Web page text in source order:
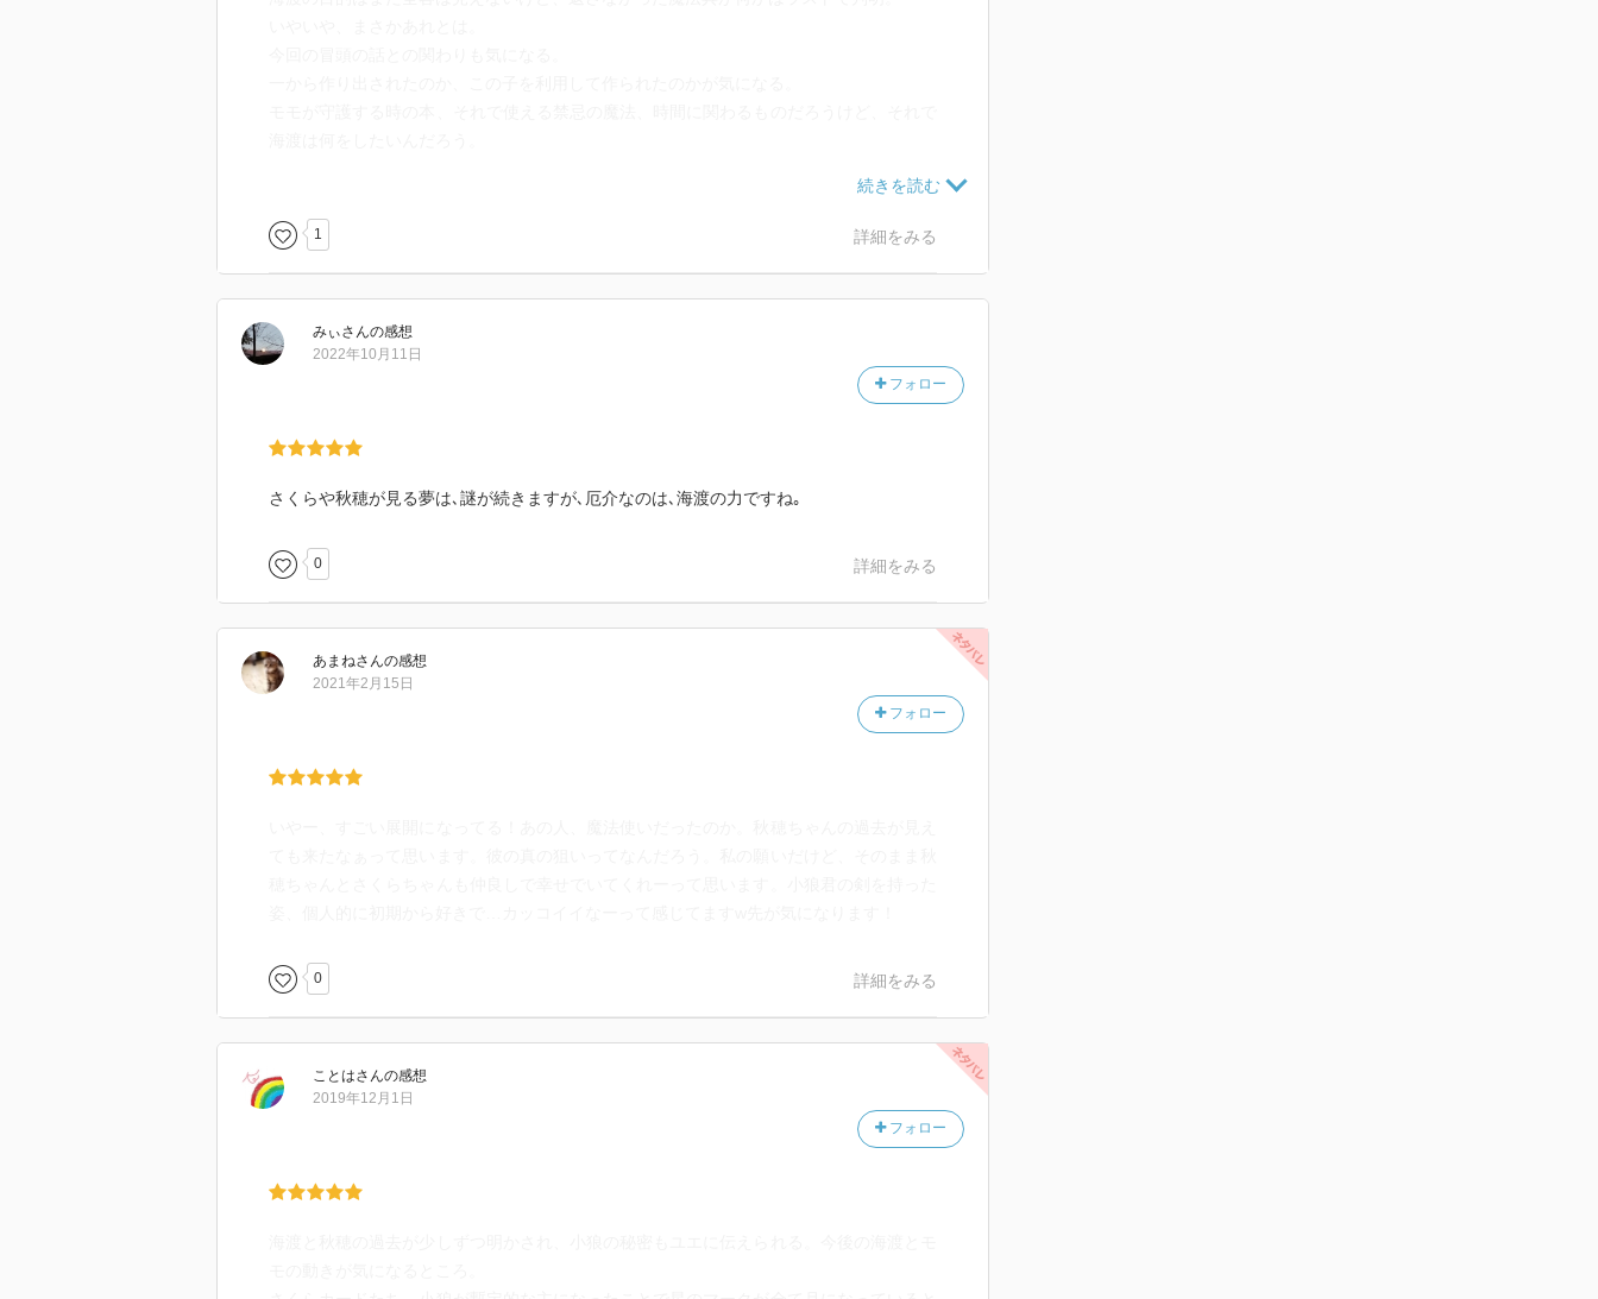
全ては主のためではあるけれど（小狼くんに何かあると悲しむから）
1 詳細をみる
みぃさんの感想
フォロー
2022年10月11日
さくらや秋穂が見る夢は､謎が続きますが､厄介なのは､海渡の力ですね｡
0 詳細をみる
あまねさんの感想
フォロー
2021年2月15日
0 詳細をみる
ことはさんの感想
フォロー
2019年12月1日